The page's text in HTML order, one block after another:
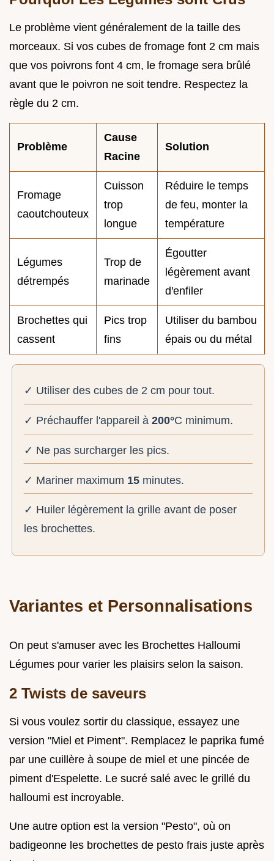
Le problème vient généralement de la taille des
morceaux. Si vos cubes de fromage font 2 cm mais
que vos poivrons font 4 cm, le fromage sera brûlé
avant que le poivron ne soit tendre. Respectez la
règle du 2 cm.
Problème
Cause
Racine
Solution
Fromage
caoutchouteux
Cuisson
trop
longue
Réduire le temps
de feu, monter la
température
Légumes
détrempés
Trop de
marinade
Égoutter
légèrement avant
d'enfiler
Brochettes qui
cassent
Pics trop
fins
Utiliser du bambou
épais ou du métal
✓ Utiliser des cubes de 2 cm pour tout.
✓ Préchauffer l'appareil à200°C minimum.
✓ Ne pas surcharger les pics.
✓ Mariner maximum 15 minutes.
✓ Huiler légèrement la grille avant de poser
les brochettes.
Variantes et Personnalisations
On peut s'amuser avec les Brochettes Halloumi
Légumes pour varier les plaisirs selon la saison.
2 Twists de saveurs
Si vous voulez sortir du classique, essayez une
version "Miel et Piment". Remplacez le paprika fumé
par une cuillère à soupe de miel et une pincée de
piment d'Espelette. Le sucré salé avec le grillé du
halloumi est incroyable.
Une autre option est la version "Pesto", où on
badigeonne les brochettes de pesto frais juste après